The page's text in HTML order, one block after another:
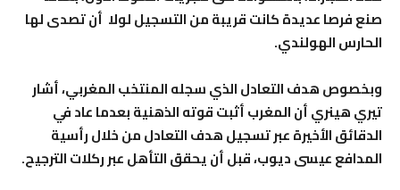
صنع فرصا عديدة كانت قريبة من التسجيل لولا أن تصدى لها
الحارس الهولندي.
وبخصوص هدف التعادل الذي سجله المنتخب المغربي، أشار
تيري هينري أن المغرب أثبت قوته الذهنية بعدما عاد في
الدقائق الأخيرة عبر تسجيل هدف التعادل من خلال رأسية
المدافع عيسى ديوب، قبل أن يحقق التأهل عبر ركلات الترجيح.